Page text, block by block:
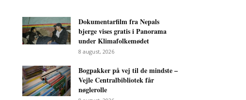
Dokumentarfilm fra Nepals
bjerge vises gratis i Panorama
under Klimafolkemødet
8 august, 2026
Bogpakker på vej til de mindste –
Vejle Centralbibliotek får
nøglerolle